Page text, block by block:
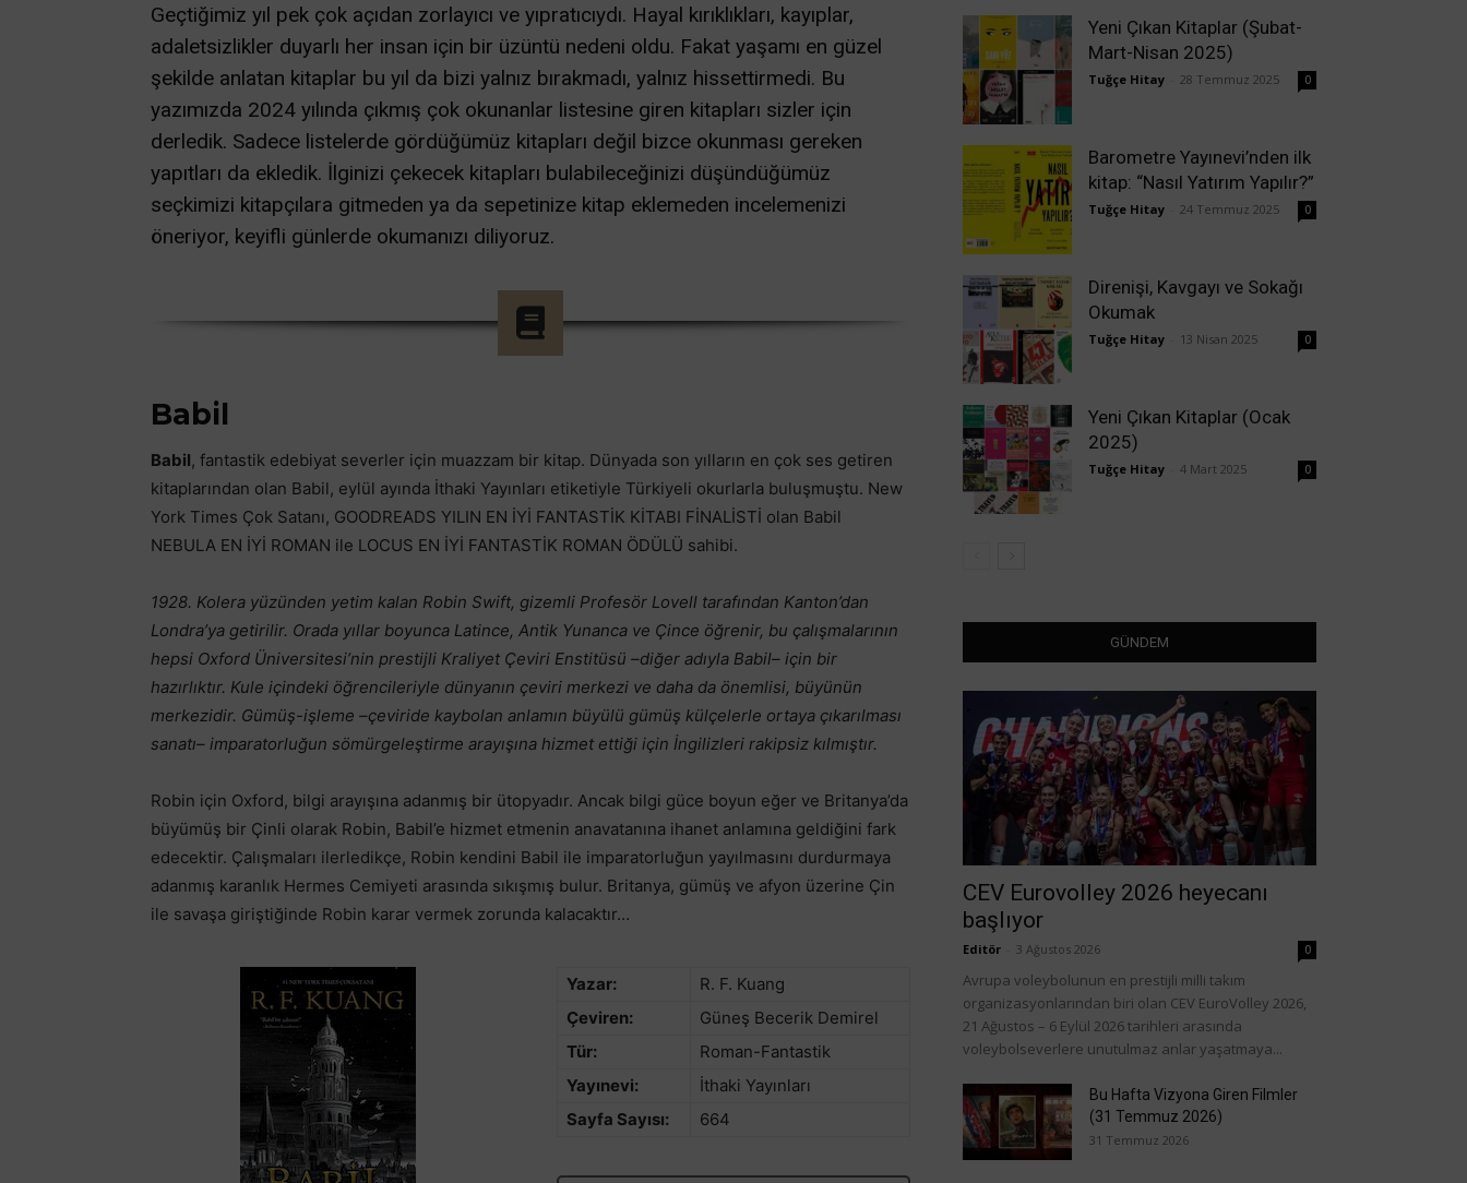
Geçtiğimiz yıl pek çok açıdan zorlayıcı ve yıpratıcıydı. Hayal kırıklıkları, kayıplar,
adaletsizlikler duyarlı her insan için bir üzüntü nedeni oldu. Fakat yaşamı en güzel
şekilde anlatan kitaplar bu yıl da bizi yalnız bırakmadı, yalnız hissettirmedi. Bu
yazımızda 2024 yılında çıkmış çok okunanlar listesine giren kitapları sizler için
derledik. Sadece listelerde gördüğümüz kitapları değil bizce okunması gereken
yapıtları da ekledik. İlginizi çekecek kitapları bulabileceğinizi düşündüğümüz
seçkimizi kitapçılara gitmeden ya da sepetinize kitap eklemeden incelemenizi
öneriyor, keyifli günlerde okumanızı diliyoruz.
Babil
Babil, fantastik edebiyat severler için muazzam bir kitap. Dünyada son yılların en çok ses getiren
kitaplarından olan Babil, eylül ayında İthaki Yayınları etiketiyle Türkiyeli okurlarla buluşmuştu. New
York Times Çok Satanı, GOODREADS YILIN EN İYİ FANTASTİK KİTABI FİNALİSTİ olan Babil
NEBULA EN İYİ ROMAN ile LOCUS EN İYİ FANTASTİK ROMAN ÖDÜLÜ sahibi.
1928. Kolera yüzünden yetim kalan Robin Swift, gizemli Profesör Lovell tarafından Kanton’dan
Londra’ya getirilir. Orada yıllar boyunca Latince, Antik Yunanca ve Çince öğrenir, bu çalışmalarının
hepsi Oxford Üniversitesi’nin prestijli Kraliyet Çeviri Enstitüsü –diğer adıyla Babil– için bir
hazırlıktır. Kule içindeki öğrencileriyle dünyanın çeviri merkezi ve daha da önemlisi, büyünün
merkezidir. Gümüş-işleme –çeviride kaybolan anlamın büyülü gümüş külçelerle ortaya çıkarılması
sanatı– imparatorluğun sömürgeleştirme arayışına hizmet ettiği için İngilizleri rakipsiz kılmıştır.
Robin için Oxford, bilgi arayışına adanmış bir ütopyadır. Ancak bilgi güce boyun eğer ve Britanya’da
büyümüş bir Çinli olarak Robin, Babil’e hizmet etmenin anavatanına ihanet anlamına geldiğini fark
edecektir. Çalışmaları ilerledikçe, Robin kendini Babil ile imparatorluğun yayılmasını durdurmaya
adanmış karanlık Hermes Cemiyeti arasında sıkışmış bulur. Britanya, gümüş ve afyon üzerine Çin
ile savaşa giriştiğinde Robin karar vermek zorunda kalacaktır…
Yazar:
R. F. Kuang
Çeviren:
Güneş Becerik Demirel
Tür:
Roman-Fantastik
Yayınevi:
İthaki Yayınları
Sayfa Sayısı:
664
Yeni Çıkan Kitaplar (Şubat-
Mart-Nisan 2025)
Tuğçe Hitay 28 Temmuz 2025 0
Barometre Yayınevi’nden ilk
kitap: “Nasıl Yatırım Yapılır?”
Tuğçe Hitay 24 Temmuz 2025 0
Direnişi, Kavgayı ve Sokağı
Okumak
Tuğçe Hitay 13 Nisan 2025 0
Yeni Çıkan Kitaplar (Ocak
2025)
Tuğçe Hitay 4 Mart 2025 0
GÜNDEM
CEV Eurovolley 2026 heyecanı
başlıyor
Editör 3 Ağustos 2026 0
Avrupa voleybolunun en prestijli milli takım
organizasyonlarından biri olan CEV EuroVolley 2026,
21 Ağustos – 6 Eylül 2026 tarihleri arasında
voleybolseverlere unutulmaz anlar yaşatmaya...
Bu Hafta Vizyona Giren Filmler
(31 Temmuz 2026)
31 Temmuz 2026